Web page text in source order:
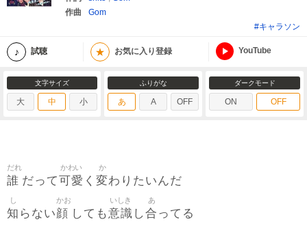
作曲
Gom
#キャラソン
試聴 ★ お気に入り登録 YouTube
文字サイズ
大 中 小
ふりがな
あ A OFF
ダークモード
ON OFF
誰
だれ
だって可愛
かわい
く 変
か
わりたいんだ
知
し
らない顔
かお
しても意識
いしき
し合
あ
ってる